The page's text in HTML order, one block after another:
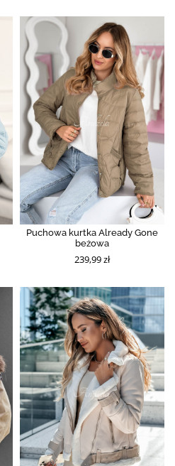
Puchowa kurtka Already Gone
beżowa
239,99 zł